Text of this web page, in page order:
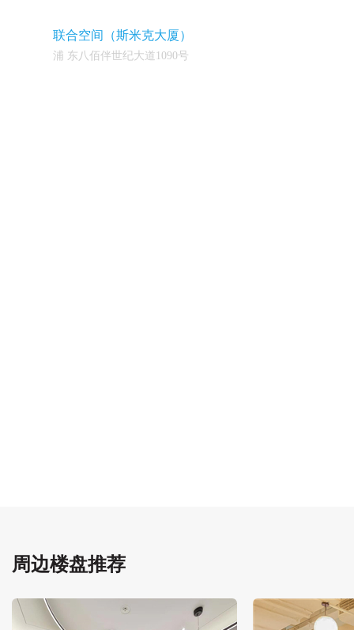
联合空间（斯米克大厦）
浦 东八佰伴世纪大道1090号
周边楼盘推荐